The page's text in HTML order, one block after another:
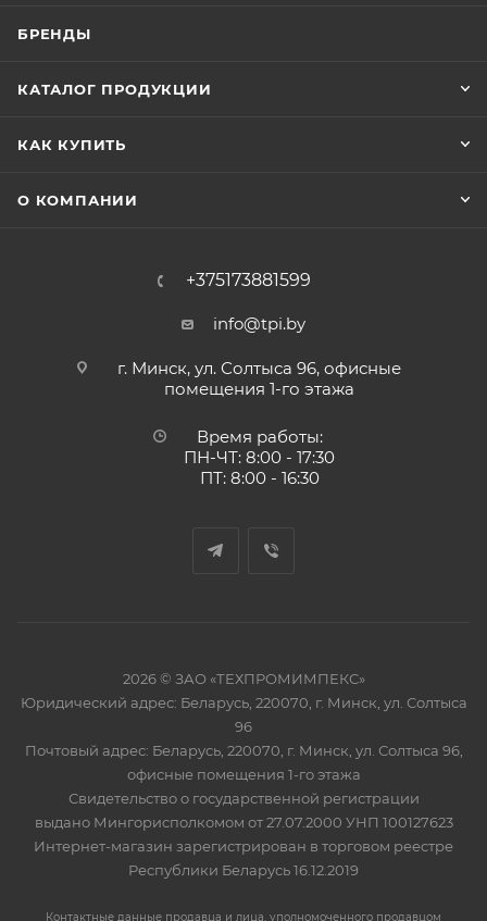
БРЕНДЫ
КАТАЛОГ ПРОДУКЦИИ
КАК КУПИТЬ
О КОМПАНИИ
+375173881599
info@tpi.by
г. Минск, ул. Солтыса 96, офисные
помещения 1-го этажа
Время работы:
ПН-ЧТ: 8:00 - 17:30
ПТ: 8:00 - 16:30
2026 © ЗАО «ТЕХПРОМИМПЕКС»
Юридический адрес: Беларусь, 220070, г. Минск, ул. Солтыса
96
Почтовый адрес: Беларусь, 220070, г. Минск, ул. Солтыса 96,
офисные помещения 1-го этажа
Свидетельство о государственной регистрации
выдано Мингорисполкомом от 27.07.2000 УНП 100127623
Интернет-магазин зарегистрирован в торговом реестре
Республики Беларусь 16.12.2019
Контактные данные продавца и лица, уполномоченного продавцом